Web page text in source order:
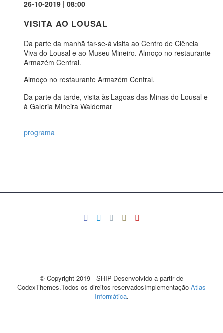
26-10-2019 | 08:00
VISITA AO LOUSAL
Da parte da manhã far-se-á visita ao Centro de Ciência
Viva do Lousal e ao Museu Mineiro. Almoço no restaurante
Armazém Central.
Almoço no restaurante Armazém Central.
Da parte da tarde, visita às Lagoas das Minas do Lousal e
à Galeria Mineira Waldemar
programa
© Copyright 2019 - SHIP Desenvolvido a partir de
CodexThemes.Todos os direitos reservadosImplementação Atlas
Informática.